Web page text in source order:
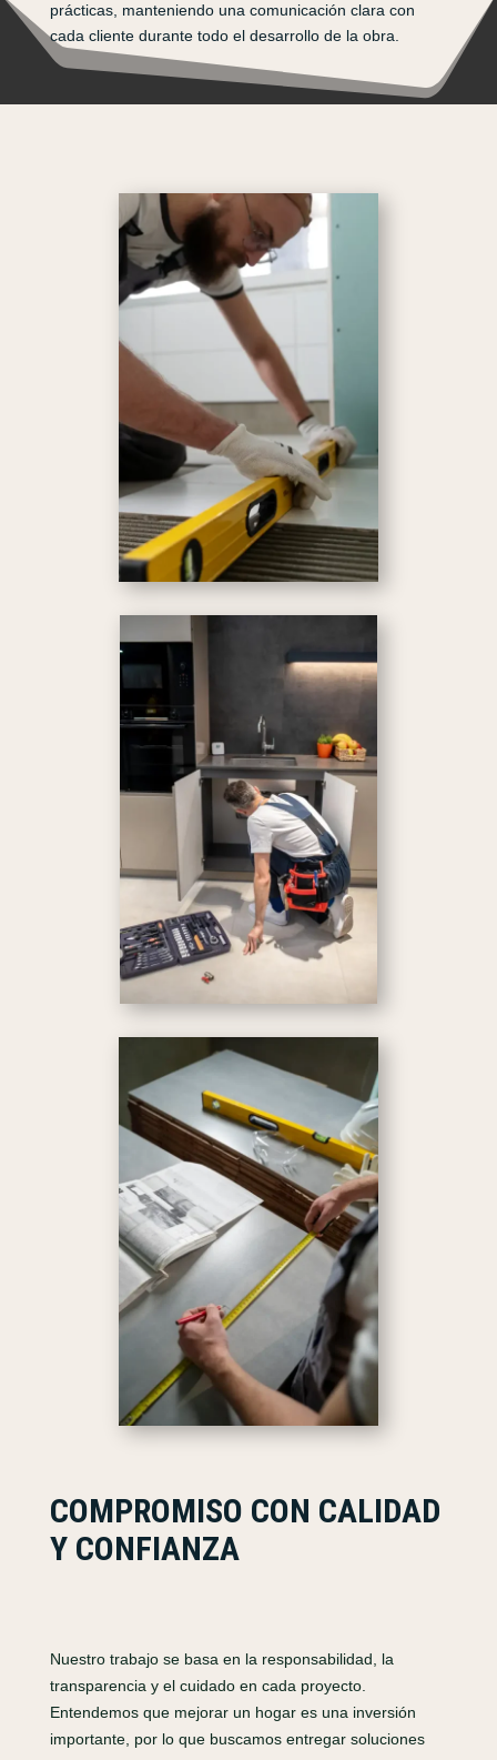
prácticas, manteniendo una comunicación clara con
cada cliente durante todo el desarrollo de la obra.
COMPROMISO CON CALIDAD
Y CONFIANZA
Nuestro trabajo se basa en la responsabilidad, la
transparencia y el cuidado en cada proyecto.
Entendemos que mejorar un hogar es una inversión
importante, por lo que buscamos entregar soluciones